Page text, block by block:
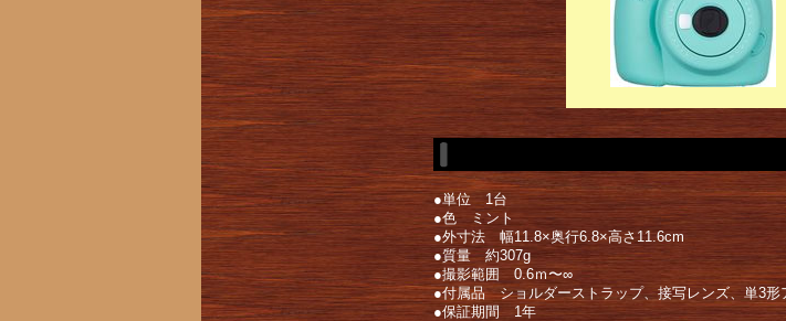
●単位 1台
●色 ミント
●外寸法 幅11.8×奥行6.8×高さ11.6cm
●質量 約307g
●撮影範囲 0.6ｍ〜∞
●付属品 ショルダーストラップ、接写レンズ、単3形
●保証期間 1年